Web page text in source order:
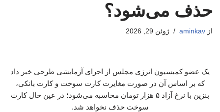
حذف می‌شود؟
از aminkav ژوئن 29, 2026
یک عضو کمیسیون انرژی مجلس از اجرای آزمایشی طرحی خبر داد
که بر اساس آن در صورت مغایرت کارت سوخت و کارت بانکی،
بنزین با نرخ آزاد ۵ هزار تومان محاسبه می‌شود؛ در عین حال کارت
سوخت حذف نخواهد شد.